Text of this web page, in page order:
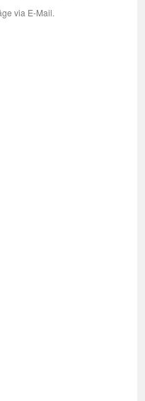
via E-Mail.